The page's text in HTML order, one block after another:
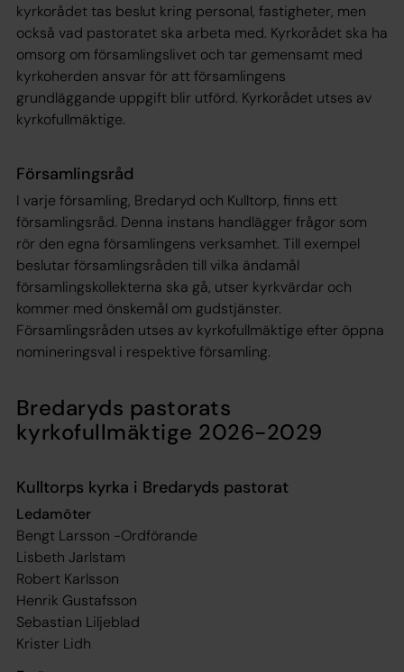
kyrkorådet tas beslut kring personal, fastigheter, men
också vad pastoratet ska arbeta med. Kyrkorådet ska ha
omsorg om församlingslivet och tar gemensamt med
kyrkoherden ansvar för att församlingens
grundläggande uppgift blir utförd. Kyrkorådet utses av
kyrkofullmäktige.
Församlingsråd
I varje församling, Bredaryd och Kulltorp, finns ett
församlingsråd. Denna instans handlägger frågor som
rör den egna församlingens verksamhet. Till exempel
beslutar församlingsråden till vilka ändamål
församlingskollekterna ska gå, utser kyrkvärdar och
kommer med önskemål om gudstjänster.
Församlingsråden utses av kyrkofullmäktige efter öppna
nomineringsval i respektive församling.
Bredaryds pastorats
kyrkofullmäktige 2026-2029
Kulltorps kyrka i Bredaryds pastorat
Ledamöter
Bengt Larsson -Ordförande
Lisbeth Jarlstam
Robert Karlsson
Henrik Gustafsson
Sebastian Liljeblad
Krister Lidh